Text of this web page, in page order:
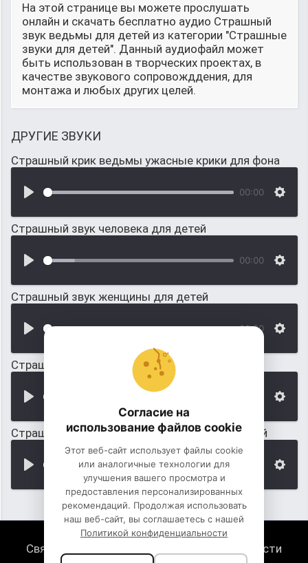
На этой странице вы можете прослушать
онлайн и скачать бесплатно аудио Страшный
звук ведьмы для детей из категории "Страшные
звуки для детей". Данный аудиофайл может
быть использован в творческих проектах, в
качестве звукового сопровожддения, для
монтажа и любых других целей.
ДРУГИЕ ЗВУКИ
Страшный крик ведьмы ужасные крики для фона
00:00
Страшный звук человека для детей
00:00
Страшный звук женщины для детей
00:00
Страшный звук скрипучей двери для детей
Страшный звук дьявольского смеха для детей
Связь с нами
Политика конфиденциальности
Согласие на
использование файлов cookie
Этот веб-сайт использует файлы cookie
или аналогичные технологии для
улучшения вашего просмотра и
предоставления персонализированных
рекомендаций. Продолжая использовать
наш веб-сайт, вы соглашаетесь с нашей
Политикой конфиденциальности